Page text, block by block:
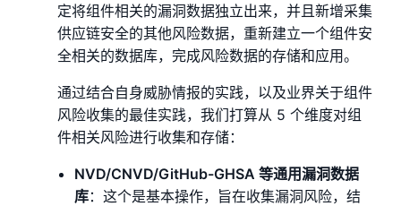
定将组件相关的漏洞数据独立出来，并且新增采集
供应链安全的其他⻛险数据，重新建立一个组件安
全相关的数据库，完成⻛险数据的存储和应用。
通过结合自身威胁情报的实践，以及业界关于组件
⻛险收集的最佳实践，我们打算从 5 个维度对组
件相关⻛险进行收集和存储：
NVD/CNVD/GitHub-GHSA 等通用漏洞数据
库：这个是基本操作，旨在收集漏洞⻛险，结